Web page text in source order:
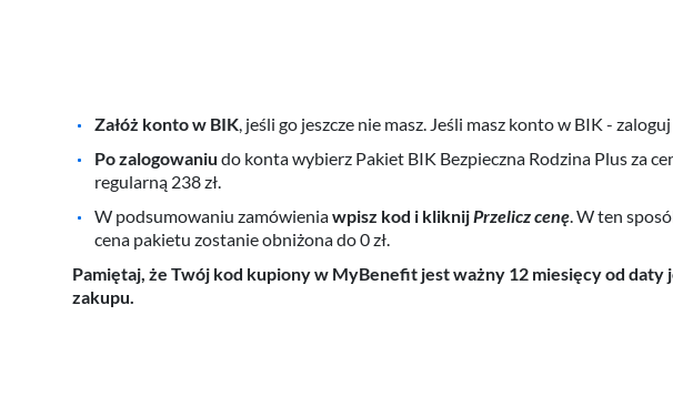
Załóż konto w BIK, jeśli go jeszcze nie masz. Jeśli masz konto w BIK - zaloguj
Po zalogowaniu do konta wybierz Pakiet BIK Bezpieczna Rodzina Plus za
regularną 238 zł.
W podsumowaniu zamówieniawpisz kod i kliknij Przelicz cenę. W ten
cena pakietu zostanie obniżona do 0 zł.
Pamiętaj, że Twój kod kupiony w MyBenefit jest ważny 12 miesięcy od daty
zakupu.